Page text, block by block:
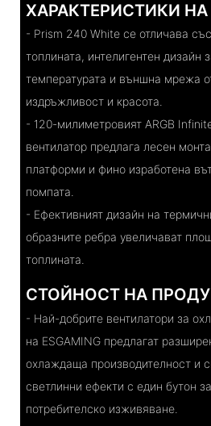
ХАРАКТЕРИСТИКИ
- Prism 240 White се отличава
топлината, интелигентен дизайн
температурата и външна мрежа
издръжливост и красота.
- 120-милиметровият ARGB
вентилатор предлага лесен
платформи и фино изработена
помпата.
- Ефективният дизайн на
образните ребра увеличават
топлината.
СТОЙНОСТ НА
- Най-добрите вентилатори за
на ESGAMING предлагат
охлаждаща производителност и
светлинни ефекти с един бутон
потребителско изживяване.